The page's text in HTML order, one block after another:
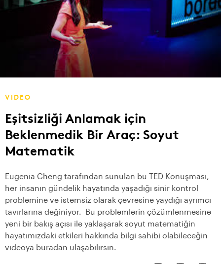
VIDEO
Eşitsizliği Anlamak için
Beklenmedik Bir Araç: Soyut
Matematik
Eugenia Cheng tarafından sunulan bu TED Konuşması,
her insanın gündelik hayatında yaşadığı sinir kontrol
problemine ve istemsiz olarak çevresine yaydığı ayrımcı
tavırlarına değiniyor. Bu problemlerin çözümlenmesine
yeni bir bakış açısı ile yaklaşarak soyut matematiğin
hayatımızdaki etkileri hakkında bilgi sahibi olabileceğin
videoya buradan ulaşabilirsin.